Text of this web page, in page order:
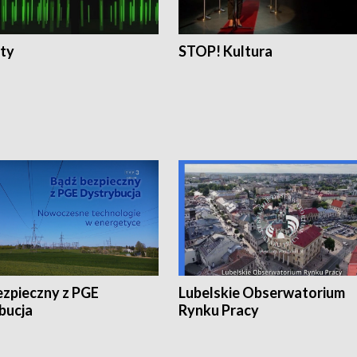
STOP! Kultura
z PGE
Lubelskie Obserwatorium
Rynku Pracy